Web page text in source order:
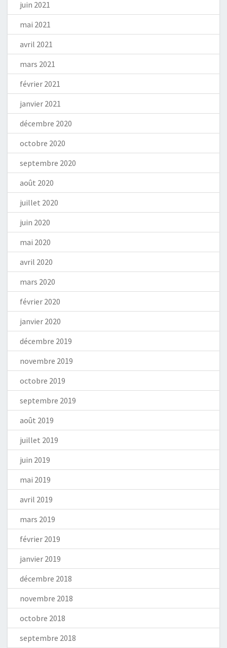
juin 2021
mai 2021
avril 2021
mars 2021
février 2021
janvier 2021
décembre 2020
octobre 2020
septembre 2020
août 2020
juillet 2020
juin 2020
mai 2020
avril 2020
mars 2020
février 2020
janvier 2020
décembre 2019
novembre 2019
octobre 2019
septembre 2019
août 2019
juillet 2019
juin 2019
mai 2019
avril 2019
mars 2019
février 2019
janvier 2019
décembre 2018
novembre 2018
octobre 2018
septembre 2018